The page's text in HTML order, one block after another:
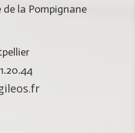
de la Pompignane